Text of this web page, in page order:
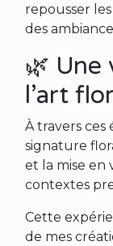
repousser
des
🌿 Une
l’art
À travers ces
signature
et la mise en
contextes
Cette
de mes